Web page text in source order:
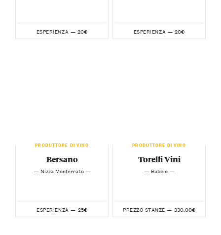
ESPERIENZA — 20€ ESPERIENZA — 20€
PRODUTTORE DI VINO
Bersano
— Nizza Monferrato —
ESPERIENZA — 25€
PRODUTTORE DI VINO
Torelli Vini
— Bubbio —
PREZZO STANZE — 330.00€